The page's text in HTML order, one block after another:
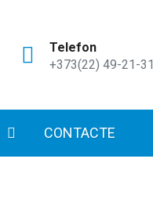
Telefon
+373(22) 49-21-31
CONTACTE